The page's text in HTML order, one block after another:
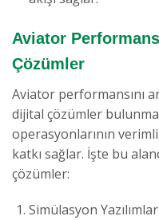
Aviator
Çözümler
Aviator performansını
dijital çözümler
operasyonlarının
katkı sağlar. İşte bu
çözümler:
Simülasyon